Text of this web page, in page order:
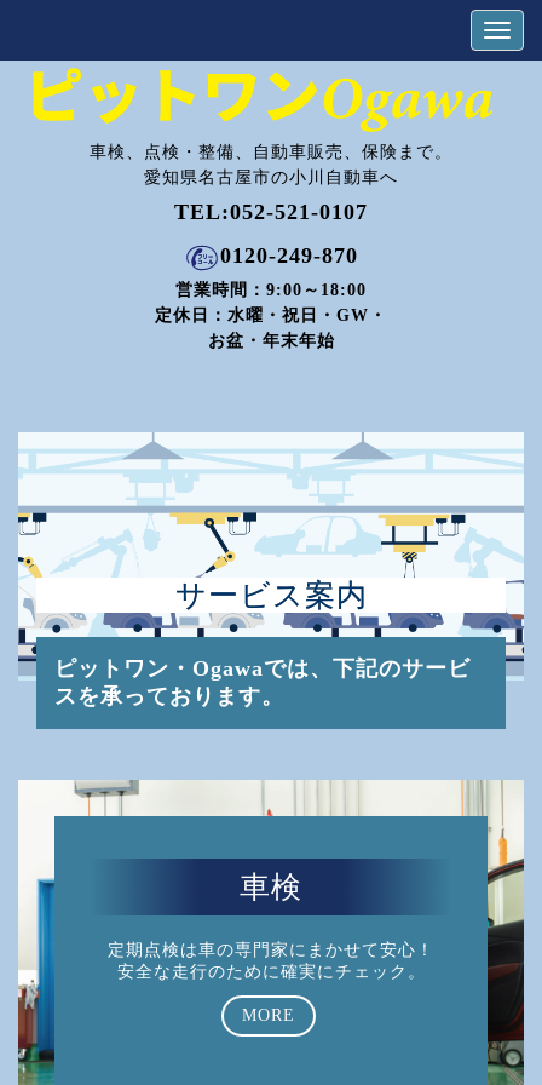
車検、点検・整備、自動車販売、保険まで。
愛知県名古屋市の小川自動車へ
TEL:052-521-0107
0120-249-870
営業時間：9:00～18:00
定休日：水曜・祝日・GW・
お盆・年末年始
サービス案内
ピットワン・Ogawaでは、下記のサービ
スを承っております。
車検
定期点検は車の専門家にまかせて安心！
安全な走行のために確実にチェック。
MORE